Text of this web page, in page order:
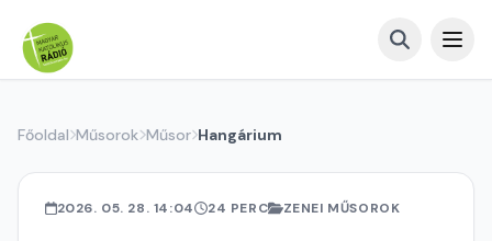
Főoldal Műsorok Műsor Hangárium
2026. 05. 28. 14:04 24 PERC ZENEI MŰSOROK